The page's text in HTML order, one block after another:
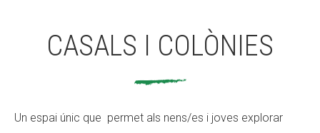
CASALS I COLÒNIES
Un espai únic que permet als nens/es i joves explorar